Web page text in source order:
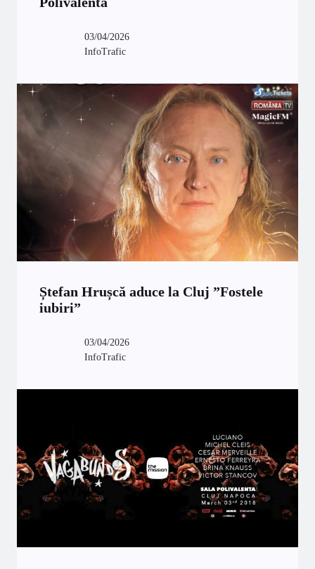
03/04/2026
InfoTrafic
Ștefan Hrușcă aduce la Cluj ”Fostele
iubiri”
03/04/2026
InfoTrafic